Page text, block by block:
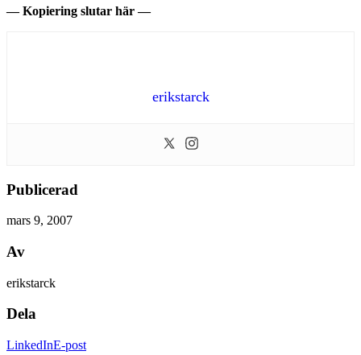
— Kopiering slutar här —
erikstarck
Publicerad
mars 9, 2007
Av
erikstarck
Dela
LinkedInE-post